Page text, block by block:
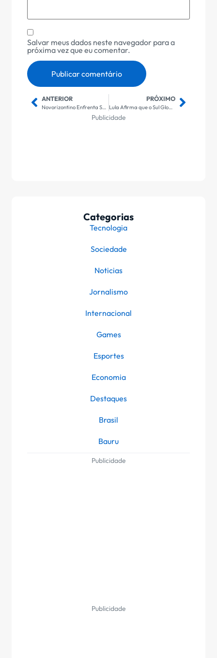
Salvar meus dados neste navegador para a
próxima vez que eu comentar.
ANTERIOR
Novorizontino Enfrenta Santos: Tudo Sobre a Transmissão, Escalações e Detalhes Imperdíveis do Clássico do Paulistão
PRÓXIMO
Lula Afirma que o Sul Global Pode Revolucionar a Economia Mundial: Uma Nova Era de Oportunidades?
Publicidade
Categorias
Tecnologia
Sociedade
Noticias
Jornalismo
Internacional
Games
Esportes
Economia
Destaques
Brasil
Bauru
Publicidade
Publicidade